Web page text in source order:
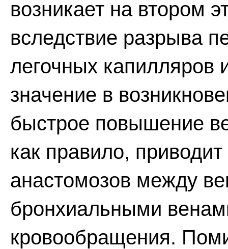
возникает на втором
вследствие разрыва
легочных капилляров
значение в
быстрое повышение
как правило,
анастомозов между
бронхиальными
кровообращения.